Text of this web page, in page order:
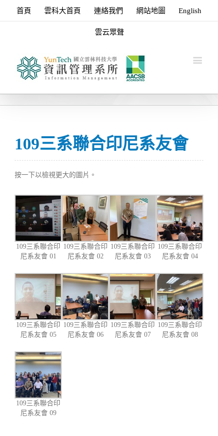
首頁 雲科大首頁 連絡我們 網站地圖 English
雲云眾聲
109三系聯合印尼系友會
按一下以檢視更大的圖片。
109三系聯合印
尼系友會 01
109三系聯合印
尼系友會 02
109三系聯合印
尼系友會 03
109三系聯合印
尼系友會 04
109三系聯合印
尼系友會 05
109三系聯合印
尼系友會 06
109三系聯合印
尼系友會 07
109三系聯合印
尼系友會 08
109三系聯合印
尼系友會 09